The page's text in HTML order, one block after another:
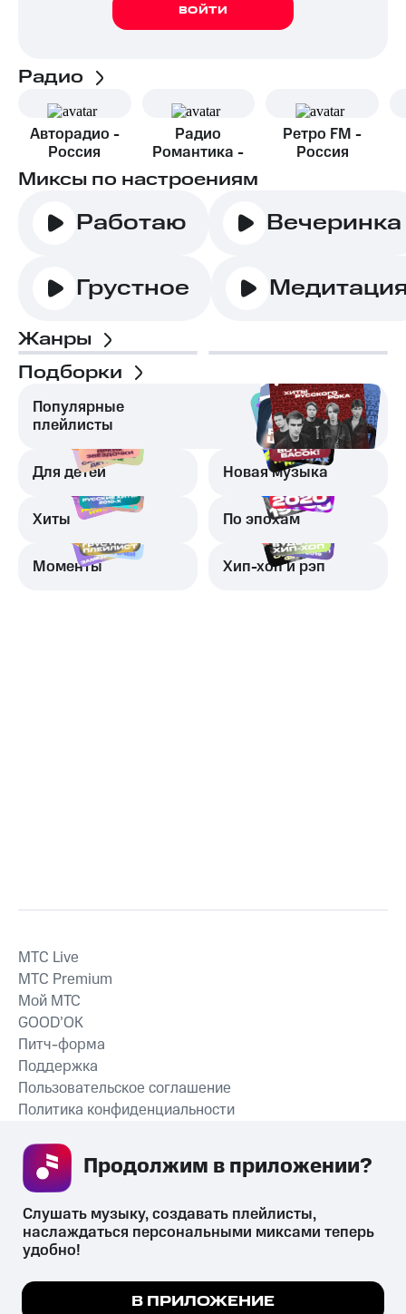
ВОЙТИ
Радио
Авторадио -
Россия
Радио
Романтика -
Ретро FM -
Россия
Миксы по настроениям
Работаю Вечеринка
Грустное
Жанры
Подборки
Популярные
плейлисты
Для детей Новая музыка
Хиты По эпохам
Моменты Хип-хоп и рэп
СКАЧАТЬ ПРИЛОЖЕНИЕ
MTС Live
MTС Premium
Мой МТС
GOOD’OK
Питч-форма
Поддержка
Пользовательское соглашение
Политика конфиденциальности
психотропных веществ, их аналогов причиняет вред здоровью,
их незаконный оборот запрещён и влечёт установленную
Мы используем куки, чтобы на сайте все
Слушать музыку, создавать плейлисты,
наслаждаться персональными миксами теперь
удобно!
В ПРИЛОЖЕНИЕ